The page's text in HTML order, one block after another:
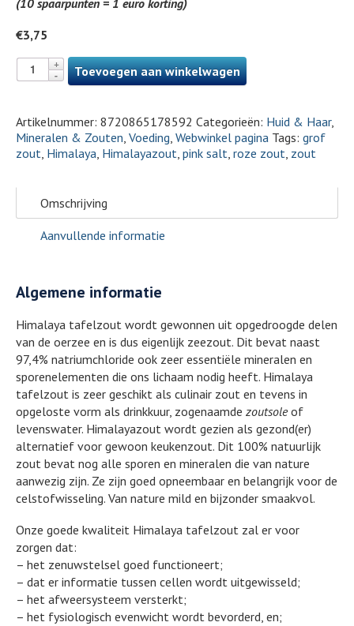
€3,75
Toevoegen aan winkelwagen
Artikelnummer: 8720865178592 Categorieën: Huid & Haar,
Mineralen & Zouten Voeding Webwinkel pagina Tags: grof
zout Himalaya Himalayazout pink salt roze zout zout
Omschrijving
Aanvullende informatie
Algemene informatie
Himalaya tafelzout wordt gewonnen uit opgedroogde delen
van de oerzee en is dus eigenlijk zeezout. Dit bevat naast
97,4% natriumchloride ook zeer essentiële mineralen en
sporenelementen die ons lichaam nodig heeft. Himalaya
tafelzout is zeer geschikt als culinair zout en tevens in
opgeloste vorm als drinkkuur, zogenaamde zoutsoleof
levenswater. Himalayazout wordt gezien als gezond(er)
alternatief voor gewoon keukenzout. Dit 100% natuurlijk
zout bevat nog alle sporen en mineralen die van nature
aanwezig zijn. Ze zijn goed opneembaar en belangrijk voor de
celstofwisseling. Van nature mild en bijzonder smaakvol.
Onze goede kwaliteit Himalaya tafelzout zal er voor
zorgen dat:
– het zenuwstelsel goed functioneert;
– dat er informatie tussen cellen wordt uitgewisseld;
– het afweersysteem versterkt;
– het fysiologisch evenwicht wordt bevorderd, en;